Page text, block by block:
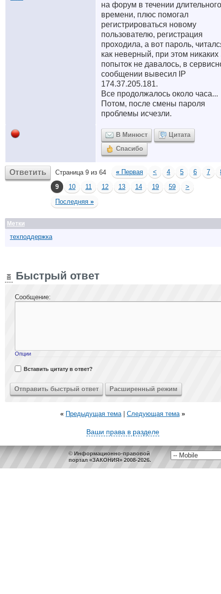
на форум в течении длительного
времени, плюс помогал
регистрироваться новому
пользователю, регистрация
проходила, а вот пароль,
как неверный, при этом никаких
попыток не давалось, в
сообщении вывесил IP
174.37.205.181.
Все продолжалось около часа...
Потом, после смены пароля
проблемы исчезли.
В Минюст
Цитата
Спасибо
Ответить Страница 9 из 64 « Первая < 4 5 6 7
9
10 11 12 13 14 19 59
>
Последняя »
Метки
техподдержка
Быстрый ответ
Сообщение:
Опции
Вставить цитату в ответ?
« Предыдущая тема| Следующая тема »
Ваши права в разделе
© Информационно-правовой
портал «ЗАКОНИЯ» 2008-2026.